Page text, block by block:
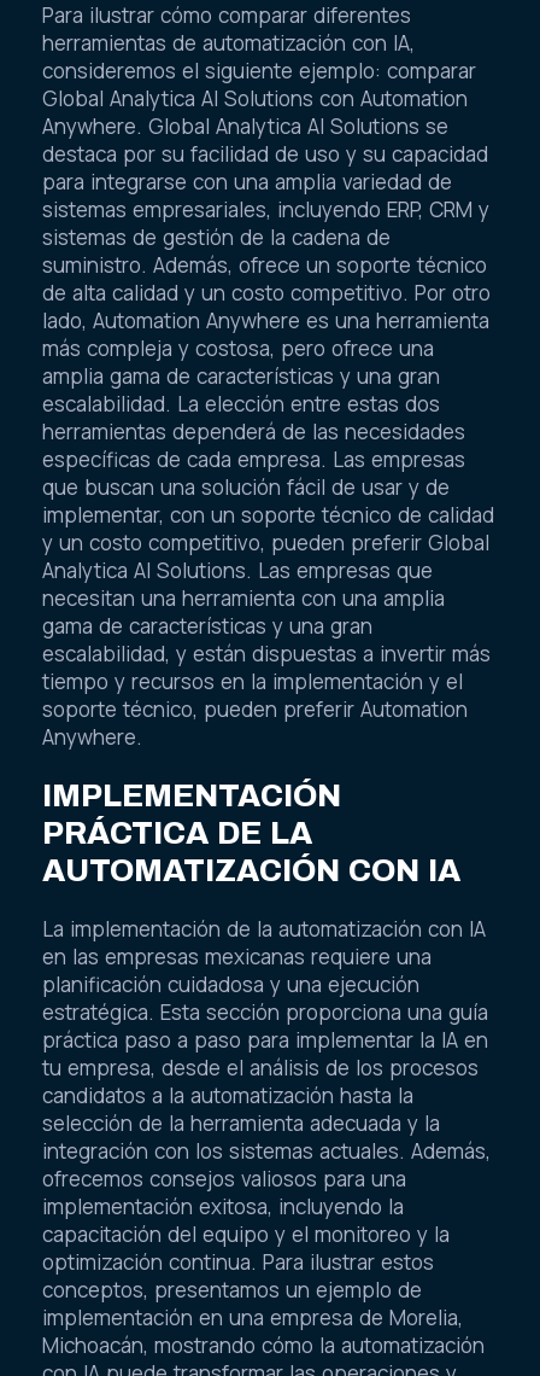
Para ilustrar cómo comparar diferentes
herramientas de automatización con IA,
consideremos el siguiente ejemplo: comparar
Global Analytica AI Solutions con Automation
Anywhere. Global Analytica AI Solutions se
destaca por su facilidad de uso y su capacidad
para integrarse con una amplia variedad de
sistemas empresariales, incluyendo ERP, CRM y
sistemas de gestión de la cadena de
suministro. Además, ofrece un soporte técnico
de alta calidad y un costo competitivo. Por otro
lado, Automation Anywhere es una herramienta
más compleja y costosa, pero ofrece una
amplia gama de características y una gran
escalabilidad. La elección entre estas dos
herramientas dependerá de las necesidades
específicas de cada empresa. Las empresas
que buscan una solución fácil de usar y de
implementar, con un soporte técnico de calidad
y un costo competitivo, pueden preferir Global
Analytica AI Solutions. Las empresas que
necesitan una herramienta con una amplia
gama de características y una gran
escalabilidad, y están dispuestas a invertir más
tiempo y recursos en la implementación y el
soporte técnico, pueden preferir Automation
Anywhere.
IMPLEMENTACIÓN
PRÁCTICA DE LA
AUTOMATIZACIÓN CON IA
La implementación de la automatización con IA
en las empresas mexicanas requiere una
planificación cuidadosa y una ejecución
estratégica. Esta sección proporciona una guía
práctica paso a paso para implementar la IA en
tu empresa, desde el análisis de los procesos
candidatos a la automatización hasta la
selección de la herramienta adecuada y la
integración con los sistemas actuales. Además,
ofrecemos consejos valiosos para una
implementación exitosa, incluyendo la
capacitación del equipo y el monitoreo y la
optimización continua. Para ilustrar estos
conceptos, presentamos un ejemplo de
implementación en una empresa de Morelia,
Michoacán, mostrando cómo la automatización